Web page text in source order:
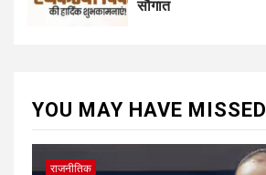
सौगात
YOU MAY HAVE MISSED
राजनीतिक